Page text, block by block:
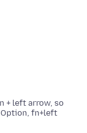
+ left arrow, so
fn+left